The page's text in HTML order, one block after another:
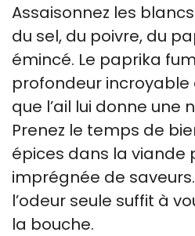
Assaisonnez les
du sel, du poivre, du
émincé. Le paprika
profondeur incroyable
que l’ail lui donne une
Prenez le temps de
épices dans la viande
imprégnée de
l’odeur seule suffit à
la bouche.